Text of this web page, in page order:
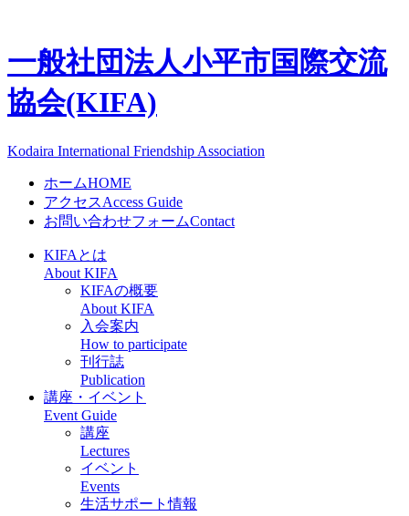
一般社団法人小平市国際交流
協会(KIFA)
Kodaira International Friendship Association
ホームHOME
アクセスAccess Guide
お問い合わせフォームContact
KIFAとは
About KIFA
KIFAの概要
About KIFA
入会案内
How to participate
刊行誌
Publication
講座・イベント
Event Guide
講座
Lectures
イベント
Events
生活サポート情報